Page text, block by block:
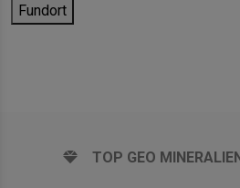
Fundort
TOP GEO